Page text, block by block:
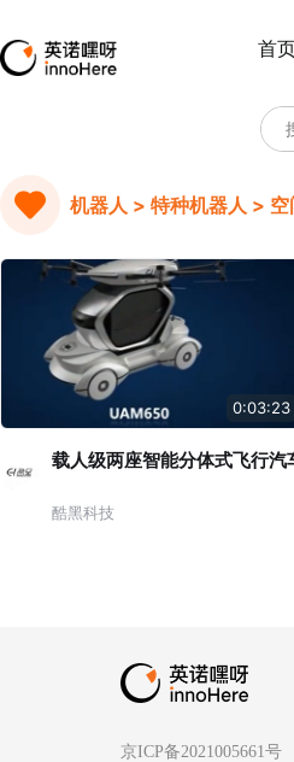
首
机器人 > 特种机器人 > 空
0:03:23
载人级两座智能分体式飞行汽
酷黑科技
京ICP备2021005661号